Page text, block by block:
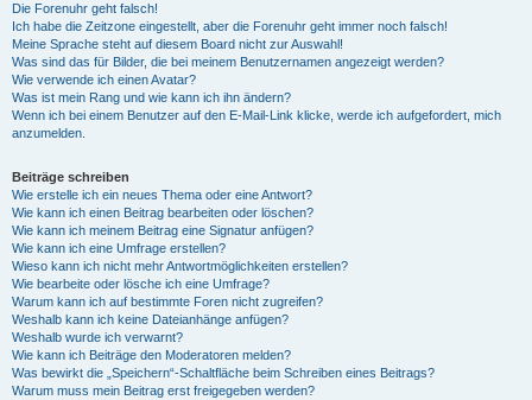
Die Forenuhr geht falsch!
Ich habe die Zeitzone eingestellt, aber die Forenuhr geht immer noch falsch!
Meine Sprache steht auf diesem Board nicht zur Auswahl!
Was sind das für Bilder, die bei meinem Benutzernamen angezeigt werden?
Wie verwende ich einen Avatar?
Was ist mein Rang und wie kann ich ihn ändern?
Wenn ich bei einem Benutzer auf den E-Mail-Link klicke, werde ich aufgefordert, mich
anzumelden.
Beiträge schreiben
Wie erstelle ich ein neues Thema oder eine Antwort?
Wie kann ich einen Beitrag bearbeiten oder löschen?
Wie kann ich meinem Beitrag eine Signatur anfügen?
Wie kann ich eine Umfrage erstellen?
Wieso kann ich nicht mehr Antwortmöglichkeiten erstellen?
Wie bearbeite oder lösche ich eine Umfrage?
Warum kann ich auf bestimmte Foren nicht zugreifen?
Weshalb kann ich keine Dateianhänge anfügen?
Weshalb wurde ich verwarnt?
Wie kann ich Beiträge den Moderatoren melden?
Was bewirkt die „Speichern“-Schaltfläche beim Schreiben eines Beitrags?
Warum muss mein Beitrag erst freigegeben werden?